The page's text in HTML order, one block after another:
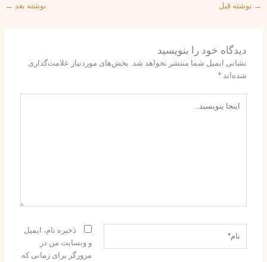
نوشته قبل نوشته بعد←
دیدگاه‌ خود را بنویسید
نشانی ایمیل شما منتشر نخواهد شد. بخش‌های موردنیاز علامت‌گذاری
شده‌اند*
بنویسید…
ذخیره نام، ایمیل
و وبسایت من در
مرورگر برای زمانی که